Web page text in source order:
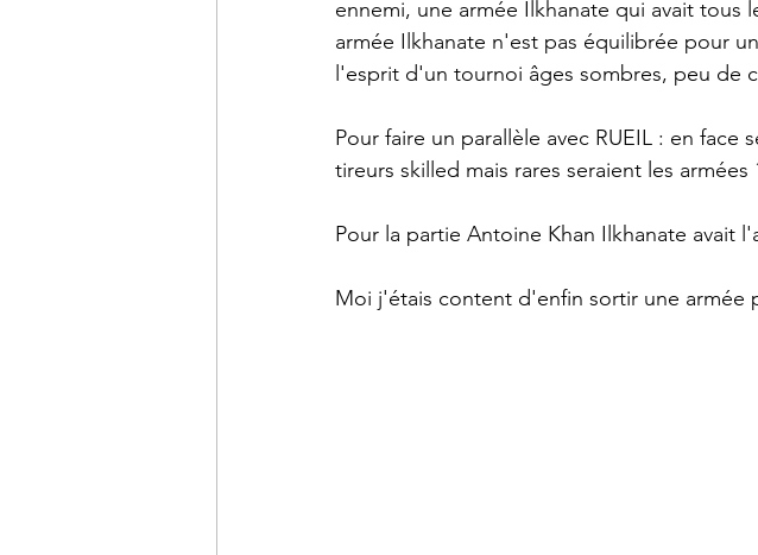
ennemi, une armée Ilkhanate qui avait tous
armée Ilkhanate n'est pas équilibrée pour
l'esprit d'un tournoi âges sombres, peu de
Pour faire un parallèle avec RUEIL : en
tireurs skilled mais rares seraient les
Pour la partie Antoine Khan Ilkhanate avait
Moi j'étais content d'enfin sortir une armée